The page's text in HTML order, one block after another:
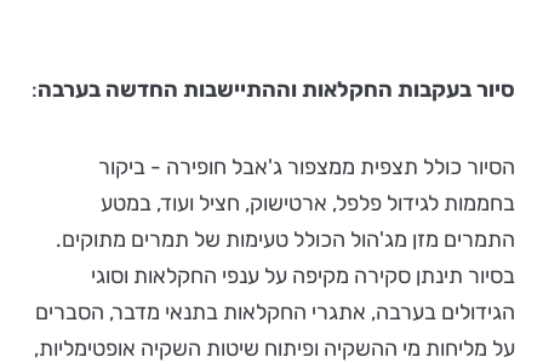
סיור בעקבות החקלאות וההתיישבות החדשה בערבה:
הסיור כולל תצפית ממצפור ג'אבל חופירה - ביקור
בחממות לגידול פלפל, ארטישוק, חציל ועוד, במטע
התמרים מזן מג'הול הכולל טעימות של תמרים מתוקים.
בסיור תינתן סקירה מקיפה על ענפי החקלאות וסוגי
הגידולים בערבה, אתגרי החקלאות בתנאי מדבר, הסברים
על מליחות מי ההשקיה ופיתוח שיטות השקיה אופטימליות,